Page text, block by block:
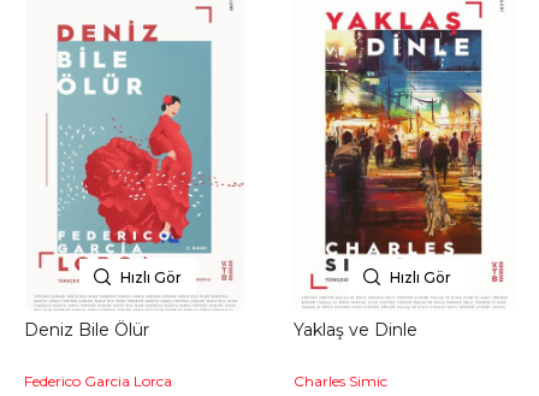
Hızlı Gör
Deniz Bile Ölür
Federico Garcia Lorca
Hızlı Gör
Yaklaş ve Dinle
Charles Simic